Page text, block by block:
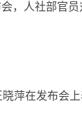
，人社部官员
萍在发布会上